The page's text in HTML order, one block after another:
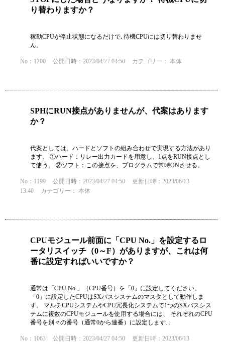
り替わりますか？
稼動CPUが停止状態になるだけで､待機CPUには切り替わりませ
ん。
No：1200 公開日時：2023/04/27 04:50 カテゴリー： 本体
SPHにRUN接点がありませんが、代案はあります
か？
代案としては、ハードとソフトの組み合わせで実現する方法があり
ます。 ①ハード：リレー出力カードを用意し、1点をRUN接点とし
て使う。 ②ソフト：この接点を、プログラムで常時ONさせる。
No：1199 公開日時：2023/04/27 04:50
更新日時：2023/06/13
13:40
カテゴリー： 本体
CPUモジュール前面に「CPU No.」を設定するロ
ータリスイッチ（0～F）がありますが、これは何
番に設定すればいいですか？
通常は「CPU No.」（CPU番号）を「0」に設定してください。
「0」に設定したCPUはSXバスシステムのマスタとして動作しま
す。 マルチCPUシステムやCPU冗長化システムで1つのSXバスシス
テムに複数のCPUモジュールを使用する場合には、 それぞれのCPU
番号を別々の番号（通常0から連番）に設定します...
No：1063 公開日時：2023/04/27 04:50
更新日時：2023/06/13